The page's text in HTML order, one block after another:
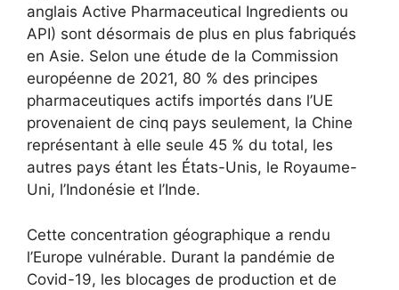
anglais Active Pharmaceutical Ingredients ou
API) sont désormais de plus en plus fabriqués
en Asie. Selon une étude de la Commission
européenne de 2021, 80 % des principes
pharmaceutiques actifs importés dans l’UE
provenaient de cinq pays seulement, la Chine
représentant à elle seule 45 % du total, les
autres pays étant les États-Unis, le Royaume-
Uni, l’Indonésie et l’Inde.
Cette concentration géographique a rendu
l’Europe vulnérable. Durant la pandémie de
Covid-19, les blocages de production et de